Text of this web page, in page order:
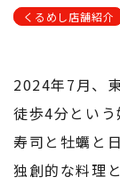
くるめし店舗紹介
2024年7月、
徒歩4分とい
寿司と牡蠣と
独創的な料理